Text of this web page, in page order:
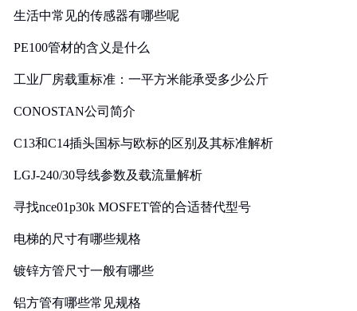
生活中常见的传感器有哪些呢
PE100管材的含义是什么
工业厂房载重标准：一平方米能承受多少公斤
CONOSTAN公司简介
C13和C14插头国标与欧标的区别及其标准解析
LGJ-240/30导线参数及载流量解析
寻找nce01p30k MOSFET管的合适替代型号
电梯的尺寸有哪些规格
镀锌方管尺寸一般有哪些
铝方管有哪些常见规格